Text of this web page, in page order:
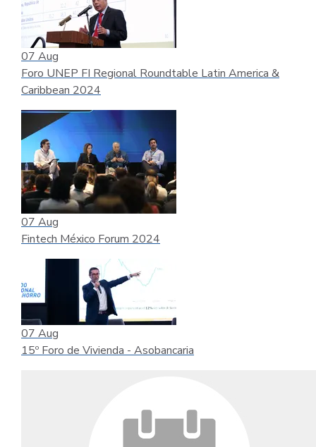
07 Aug
Foro UNEP FI Regional Roundtable Latin America &
Caribbean 2024
07 Aug
Fintech México Forum 2024
07 Aug
15º Foro de Vivienda - Asobancaria